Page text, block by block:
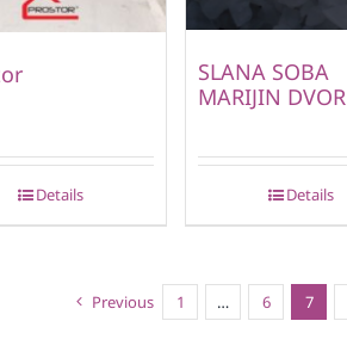
Details
SLANA SOBA
MARIJIN DVOR
Details
Previous 1 … 6 7